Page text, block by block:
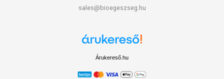
sales@bioegeszseg.hu
Árukereső.hu